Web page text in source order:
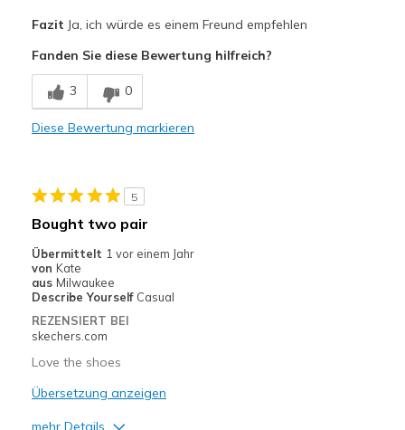
Breathe Well
Comfortable
Casual Wear
Width
Sizing
Feels true to size
View On Shoes
Fazit Ja, ich würde es einem Freund empfehlen
Fanden Sie diese Bewertung hilfreich?
3 0
Diese Bewertung markieren
5
Bought two pair
Übermittelt 1 vor einem Jahr
von Kate
aus Milwaukee
Describe Yourself Casual
REZENSIERT BEI
skechers.com
Love the shoes
Übersetzung anzeigen
mehr Details